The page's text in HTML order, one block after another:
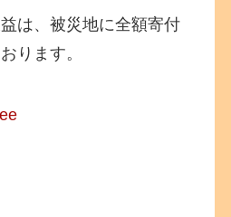
は、被災地に全額寄付
ります。